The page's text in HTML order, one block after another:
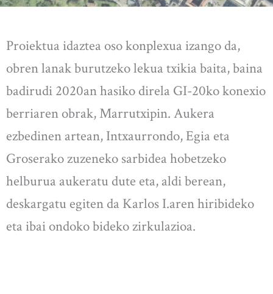
Proiektua idaztea oso konplexua izango da,
obren lanak burutzeko lekua txikia baita, baina
badirudi 2020an hasiko direla GI-20ko konexio
berriaren obrak, Marrutxipin. Aukera
ezbedinen artean, Intxaurrondo, Egia eta
Groserako zuzeneko sarbidea hobetzeko
helburua aukeratu dute eta, aldi berean,
deskargatu egiten da Karlos I.aren hiribideko
eta ibai ondoko bideko zirkulazioa.